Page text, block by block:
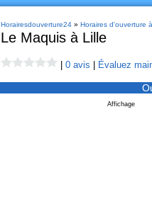
Horairesdouverture24» Horaires d'ouverture
Le Maquis à Lille
0 avis Évaluez
Affichage